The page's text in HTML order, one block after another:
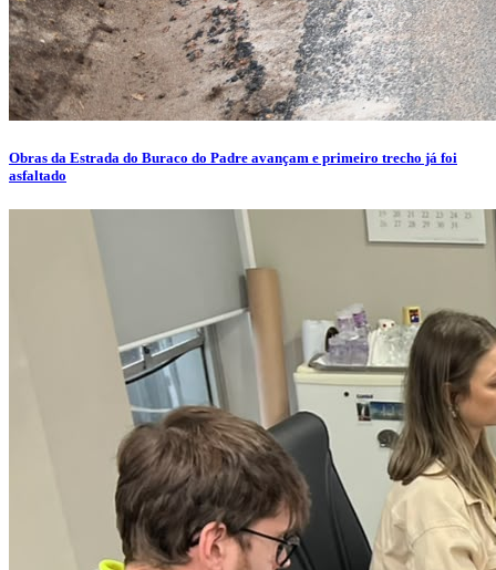
Obras da Estrada do Buraco do Padre avançam e primeiro trecho já foi
asfaltado